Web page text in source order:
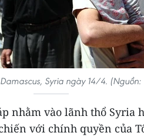
Syria ngày 14/4. (Nguồn:
nhằm vào lãnh thổ Syria
với chính quyền của